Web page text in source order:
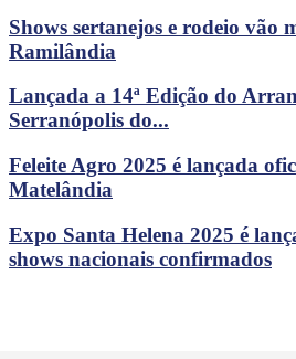
Shows sertanejos e rodeio vão
Ramilândia
Lançada a 14ª Edição do
Serranópolis do...
Feleite Agro 2025 é lançada
Matelândia
Expo Santa Helena 2025 é
shows nacionais confirmados